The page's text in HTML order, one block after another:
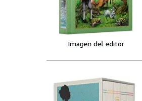
Imagen del editor